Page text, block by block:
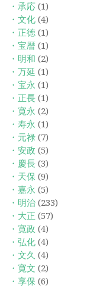
・承応 (1)
・文化 (4)
・正徳 (1)
・宝暦 (1)
・明和 (2)
・万延 (1)
・宝永 (1)
・正長 (1)
・寛永 (2)
・寿永 (1)
・元禄 (7)
・安政 (5)
・慶長 (3)
・天保 (9)
・嘉永 (5)
・明治 (233)
・大正 (57)
・寛政 (4)
・弘化 (4)
・文久 (4)
・寛文 (2)
・享保 (6)